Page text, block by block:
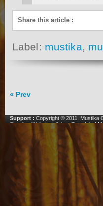
Share this article :
Label: mustika,
« Prev
Support : Copyright © 2011. Mustika
Creating Website|Johny Template|